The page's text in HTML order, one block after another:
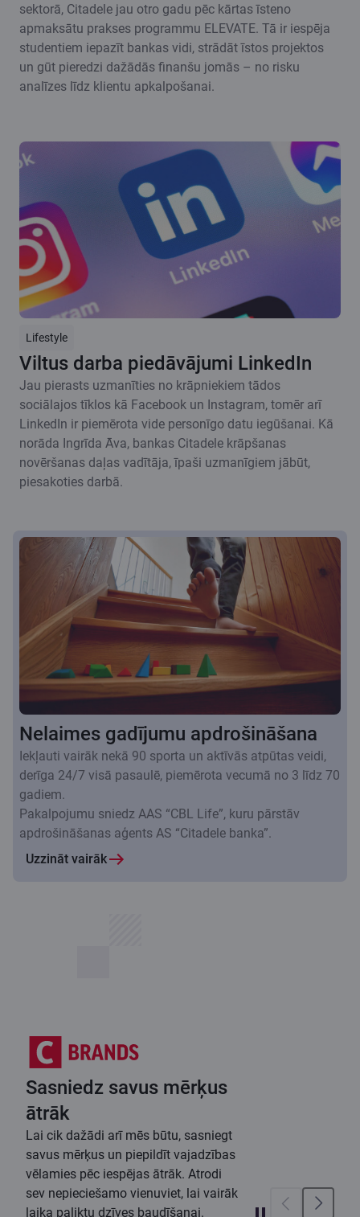
sektorā, Citadele jau otro gadu pēc kārtas īsteno
apmaksātu prakses programmu ELEVATE. Tā ir iespēja
studentiem iepazīt bankas vidi, strādāt īstos projektos
un gūt pieredzi dažādās finanšu jomās – no risku
analīzes līdz klientu apkalpošanai.
Lifestyle
Viltus darba piedāvājumi LinkedIn
Jau pierasts uzmanīties no krāpniekiem tādos
sociālajos tīklos kā Facebook un Instagram, tomēr arī
LinkedIn ir piemērota vide personīgo datu iegūšanai. Kā
norāda Ingrīda Āva, bankas Citadele krāpšanas
novēršanas daļas vadītāja, īpaši uzmanīgiem jābūt,
piesakoties darbā.
Nelaimes gadījumu apdrošināšana
Iekļauti vairāk nekā 90 sporta un aktīvās atpūtas veidi,
derīga 24/7 visā pasaulē, piemērota vecumā no 3 līdz 70
gadiem.
Pakalpojumu sniedz AAS “CBL Life”, kuru pārstāv
apdrošināšanas aģents AS “Citadele banka”.
Uzzināt vairāk
Sasniedz savus mērķus
ātrāk
Lai cik dažādi arī mēs būtu, sasniegt
savus mērķus un piepildīt vajadzības
vēlamies pēc iespējas ātrāk. Atrodi
sev nepieciešamo vienuviet, lai vairāk
laika paliktu dzīves baudīšanai.